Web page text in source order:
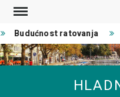
Skip
contentBudućnost ratovanja